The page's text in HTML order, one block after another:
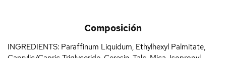
Composición
INGREDIENTS: Paraffinum Liquidum, Ethylhexyl Palmitate,